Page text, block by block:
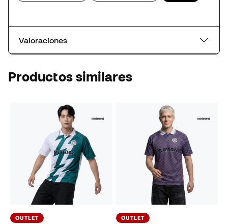
Valoraciones
Productos similares
OUTLET OUTLET